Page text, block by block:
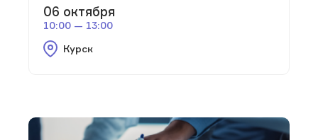
06 октября
10:00 — 13:00
Курск